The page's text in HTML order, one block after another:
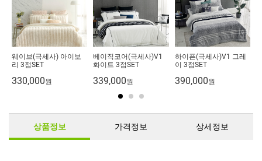
웨이브(극세사) 아이보
리 3점SET
330,000원
베이직코어(극세사)V1
화이트 3점SET
339,000원
하이픈(극세사)V1 그레
이 3점SET
390,000원
상품정보 가격정보 상세정보